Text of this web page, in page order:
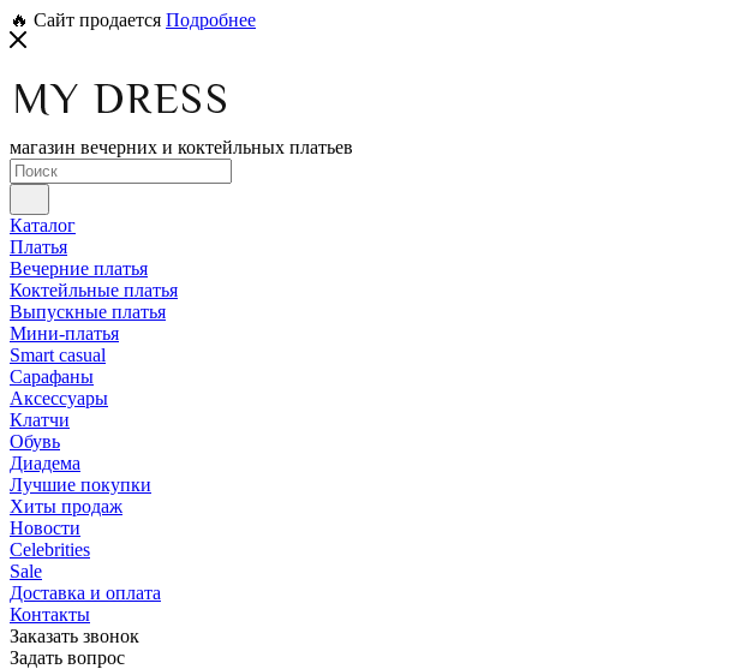
🔥 Сайт продается Подробнее
магазин вечерних и коктейльных платьев
Каталог
Платья
Вечерние платья
Коктейльные платья
Выпускные платья
Мини-платья
Smart casual
Сарафаны
Аксессуары
Клатчи
Обувь
Диадема
Лучшие покупки
Хиты продаж
Новости
Celebrities
Sale
Доставка и оплата
Контакты
Заказать звонок
Задать вопрос